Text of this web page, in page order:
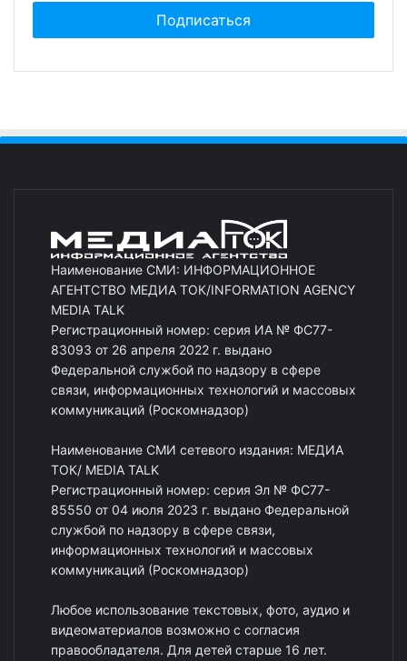
Наименование СМИ: ИНФОРМАЦИОННОЕ
АГЕНТСТВО МЕДИА ТОК/INFORMATION AGENCY
MEDIA TALK
Регистрационный номер: серия ИА № ФС77-
83093 от 26 апреля 2022 г. выдано
Федеральной службой по надзору в сфере
связи, информационных технологий и массовых
коммуникаций (Роскомнадзор)
Наименование СМИ сетевого издания: МЕДИА
ТОК/ MEDIA TALK
Регистрационный номер: серия Эл № ФС77-
85550 от 04 июля 2023 г. выдано Федеральной
службой по надзору в сфере связи,
информационных технологий и массовых
коммуникаций (Роскомнадзор)
Любое использование текстовых, фото, аудио и
видеоматериалов возможно с согласия
правообладателя. Для детей старше 16 лет.